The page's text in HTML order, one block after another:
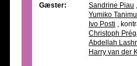
Gæster: Sandrine Piau
Yumiko
Ivo Posti
Christoph
Abdellah
Harry van der